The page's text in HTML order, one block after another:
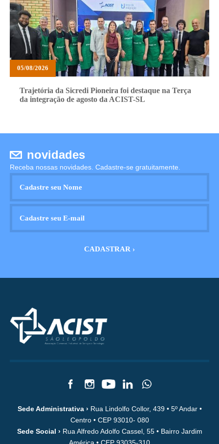
05/08/2026
Trajetória da Sicredi Pioneira foi destaque na Terça
da integração de agosto da ACIST-SL
novidades
Receba nossas novidades. Cadastre-se gratuitamente.
Sede Administrativa › Rua Lindolfo Collor, 439 • 5º Andar •
Centro • CEP 93010- 080
Sede Social › Rua Alfredo Adolfo Cassel, 55 • Bairro Jardim
América • CEP 93035-310